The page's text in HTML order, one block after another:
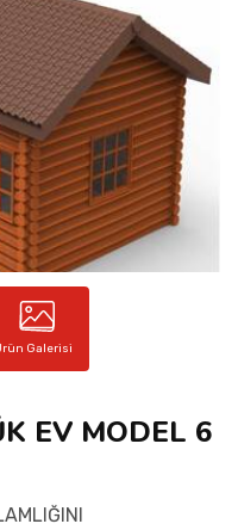
Galerisi
EV MODEL 6